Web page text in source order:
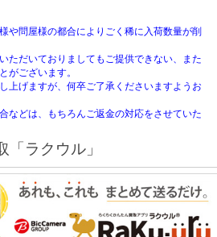
や問屋様の都合によりごく稀に入荷数量が削
ただいておりましてもご提供できない、また
がございます。
上げますが、何卒ご了承くださいますようお
などは、もちろんご返金の対応をさせていた
「ラクウル」